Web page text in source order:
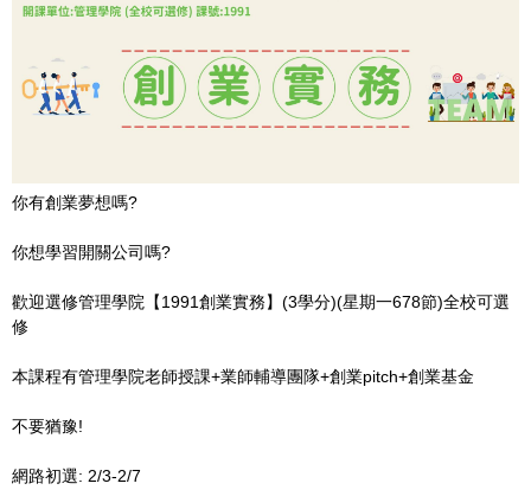
你有創業夢想嗎?
你想學習開關公司嗎?
歡迎選修管理學院【1991創業實務】(3學分)(星期一678節)全校可選
修
本課程有管理學院老師授課+業師輔導團隊+創業pitch+創業基金
不要猶豫!
網路初選: 2/3-2/7